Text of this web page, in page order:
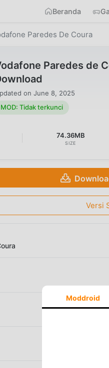
Beranda
Paredes De Coura
Paredes de
on June 8, 2025
MOD: Tidak terkunci
74.36MB
SIZE
Versi
Moddroid